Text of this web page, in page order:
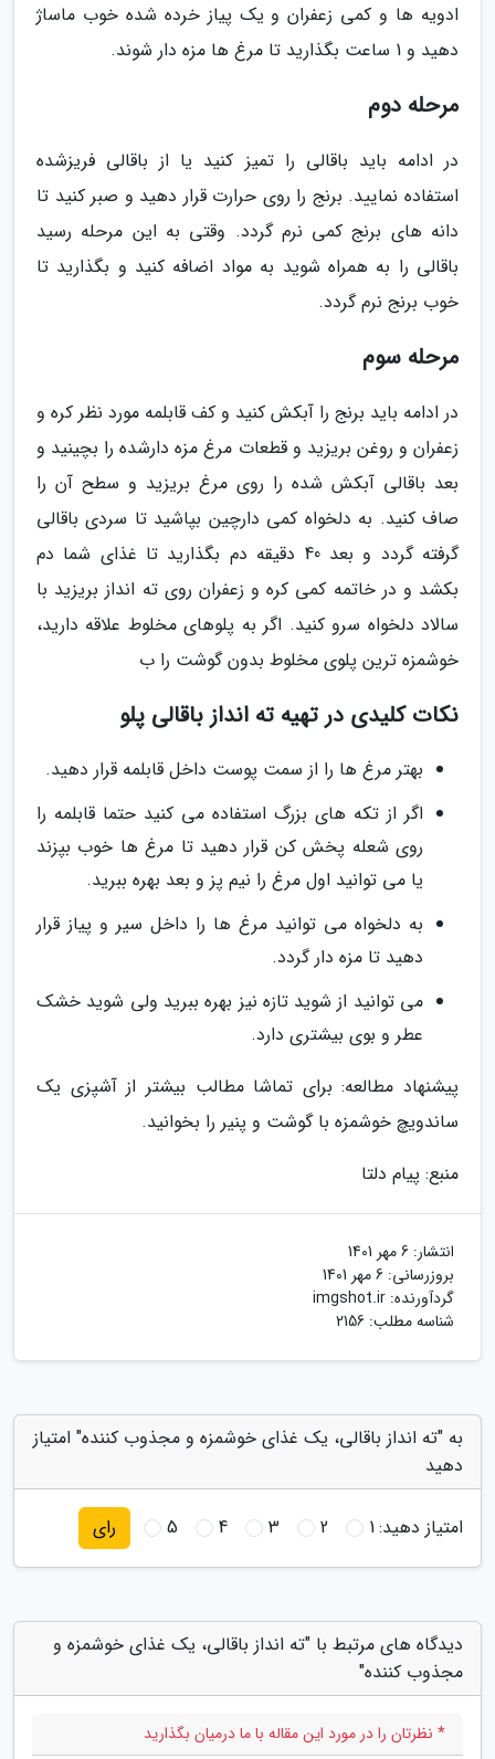
ادویه ها و کمی زعفران و یک پیاز خرده شده خوب ماساژ
دهید و 1 ساعت بگذارید تا مرغ ها مزه دار شوند.
مرحله دوم
در ادامه باید باقالی را تمیز کنید یا از باقالی فریزشده
استفاده نمایید. برنج را روی حرارت قرار دهید و صبر کنید تا
دانه های برنج کمی نرم گردد. وقتی به این مرحله رسید
باقالی را به همراه شوید به مواد اضافه کنید و بگذارید تا
خوب برنج نرم گردد.
مرحله سوم
در ادامه باید برنج را آبکش کنید و کف قابلمه مورد نظر کره و
زعفران و روغن بریزید و قطعات مرغ مزه دارشده را بچینید و
بعد باقالی آبکش شده را روی مرغ بریزید و سطح آن را
صاف کنید. به دلخواه کمی دارچین بپاشید تا سردی باقالی
گرفته گردد و بعد 40 دقیقه دم بگذارید تا غذای شما دم
بکشد و در خاتمه کمی کره و زعفران روی ته انداز بریزید با
سالاد دلخواه سرو کنید. اگر به پلوهای مخلوط علاقه دارید،
خوشمزه ترین پلوی مخلوط بدون گوشت را ب
نکات کلیدی در تهیه ته انداز باقالی پلو
بهتر مرغ ها را از سمت پوست داخل قابلمه قرار دهید.
اگر از تکه های بزرگ استفاده می کنید حتما قابلمه را
روی شعله پخش کن قرار دهید تا مرغ ها خوب بپزند
یا می توانید اول مرغ را نیم پز و بعد بهره ببرید.
به دلخواه می توانید مرغ ها را داخل سیر و پیاز قرار
دهید تا مزه دار گردد.
می توانید از شوید تازه نیز بهره ببرید ولی شوید خشک
عطر و بوی بیشتری دارد.
پیشنهاد مطالعه: برای تماشا مطالب بیشتر از آشپزی یک
ساندویچ خوشمزه با گوشت و پنیر را بخوانید.
منبع: پیام دلتا
انتشار: 6 مهر 1401
بروزرسانی: 6 مهر 1401
گردآورنده: imgshot.ir
شناسه مطلب: 2156
به "ته انداز باقالی، یک غذای خوشمزه و مجذوب کننده" امتیاز
دهید
امتیاز دهید:1
2
3
4
5 رای
دیدگاه های مرتبط با "ته انداز باقالی، یک غذای خوشمزه و
مجذوب کننده"
* نظرتان را در مورد این مقاله با ما درمیان بگذارید